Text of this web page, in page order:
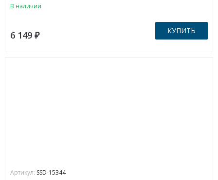
В наличии
6 149 ₽ КУПИТЬ
Артикул: SSD-15344